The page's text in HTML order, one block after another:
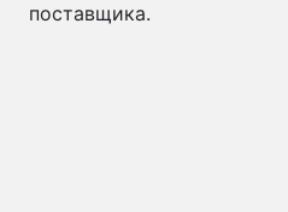
поставщика.